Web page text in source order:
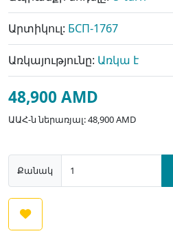
Արտիկուլ: БСП-1767
Առկայությունը: Առկա է
48,900 AMD
ԱԱՀ-ն ներառյալ: 48,900 AMD
Քանակ